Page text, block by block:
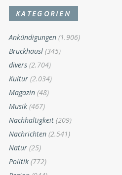
KATEGORIEN
Ankündigungen (1.906)
Bruckhäusl (345)
divers (2.704)
Kultur (2.034)
Magazin (48)
Musik (467)
Nachhaltigkeit (209)
Nachrichten (2.541)
Natur (25)
Politik (772)